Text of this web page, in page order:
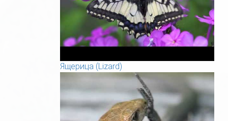
Ящерица (Lizard)